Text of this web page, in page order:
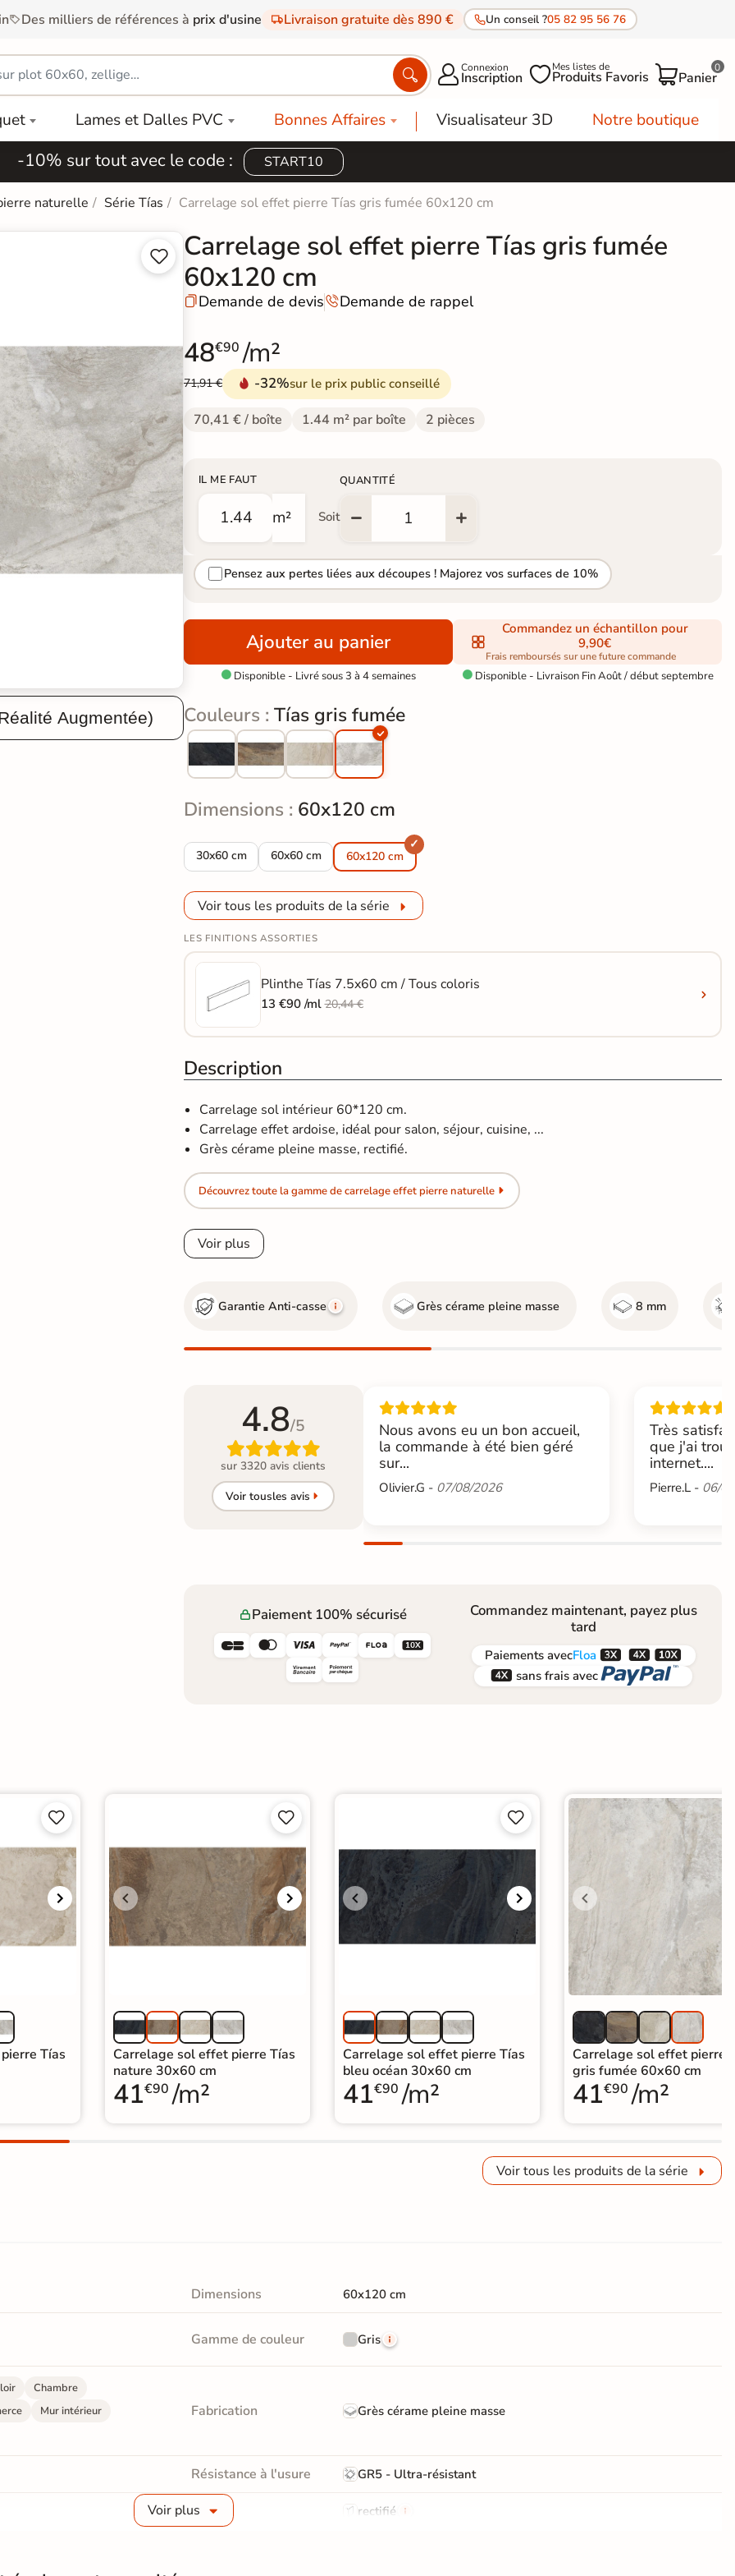
Des milliers de références à prix d'usine Livraison gratuite dès 890 € Un conseil ?05 82 95 56 76
 Connexion
Inscription Mes listes de
Produits Favoris Panier
0
Lames et Dalles PVC Bonnes Affaires Visualisateur 3D Notre boutique
-10% sur tout avec le code : START10
naturelle Série Tías Carrelage sol effet pierre Tías gris fumée 60x120 cm


Augmentée)
Carrelage sol effet pierre Tías gris fumée
60x120 cm
Demande de devisDemande de rappel
48€90 /m²
71,91 € -32%sur le prix public conseillé
70,41 € / boîte 1.44 m² par boîte 2 pièces
IL ME FAUT
m² Soit
QUANTITÉ
Pensez aux pertes liées aux découpes ! Majorez vos surfaces de 10%
Ajouter au panier
 Disponible - Livré sous 3 à 4 semaines
Commandez un échantillon pour
9,90€
Frais remboursés sur une future commande
Disponible - Livraison Fin Août / début septembre
Couleurs : Tías gris fumée
Dimensions : 60x120 cm
30x60 cm
Carrelage sol effet pierre Tías gris fumée 30x60 cm
60x60 cm
Carrelage sol effet pierre Tías gris fumée 60x60 cm
60x120 cm
Voir tous les produits de la série
LES FINITIONS ASSORTIES
Plinthe Tías 7.5x60 cm / Tous coloris
13 €90 /ml20,44 €
Description
Carrelage sol intérieur 60*120 cm.
Carrelage effet ardoise, idéal pour salon, séjour, cuisine, ...
Grès cérame pleine masse, rectifié.
Découvrez toute la gamme de carrelage effet pierre naturelle
Voir plus
Garantie Anti-casse Grès cérame pleine masse 8 mm
4.8/5

sur 3320 avis clients
Voir tousles avis
Nous avons eu un bon accueil,
la commande à été bien géré
sur...
Olivier.G - 07/08/2026
Très
que j'ai
internet....
Pierre.L - 06/
Paiement 100% sécurisé
     
Commandez maintenant, payez plus
tard
PaiementsavecFloa  
 sans frais avec 


Tías


Carrelage sol effet pierre Tías
nature 30x60 cm
41€90 /m²


Carrelage sol effet pierre Tías
bleu océan 30x60 cm
41€90 /m²
Carrelage sol effet pierre
gris fumée 60x60 cm
41€90 /m²
Voir tous les produits de la série
Dimensions 60x120 cm
Gamme de couleur Gris
Chambre
Mur intérieur
Fabrication Grès cérame pleine masse
Résistance à l'usure GR5 - Ultra-résistant
Bords rectifié
Voir plus